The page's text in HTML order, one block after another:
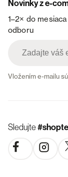
Novinky z e-
1–2× do
odboru
Vložením e-mailu
Sledujte